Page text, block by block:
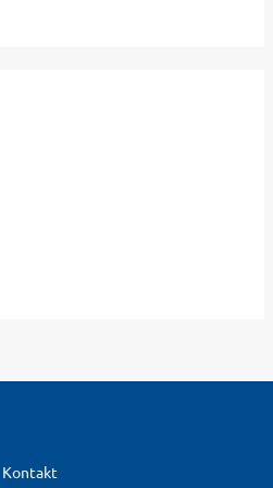
Kontakt